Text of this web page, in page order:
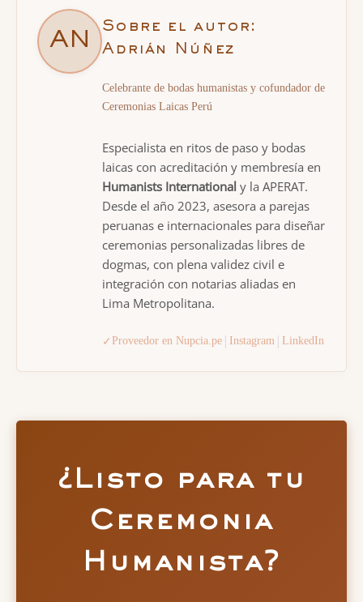
AN
Sobre el autor:
Adrián Núñez
Celebrante de bodas humanistas y cofundador de
Ceremonias Laicas Perú
Especialista en ritos de paso y bodas
laicas con acreditación y membresía en
Humanists International y la APERAT.
Desde el año 2023, asesora a parejas
peruanas e internacionales para diseñar
ceremonias personalizadas libres de
dogmas, con plena validez civil e
integración con notarias aliadas en
Lima Metropolitana.
✓ Proveedor en Nupcia.pe | Instagram | LinkedIn
¿Listo para tu
Ceremonia
Humanista?